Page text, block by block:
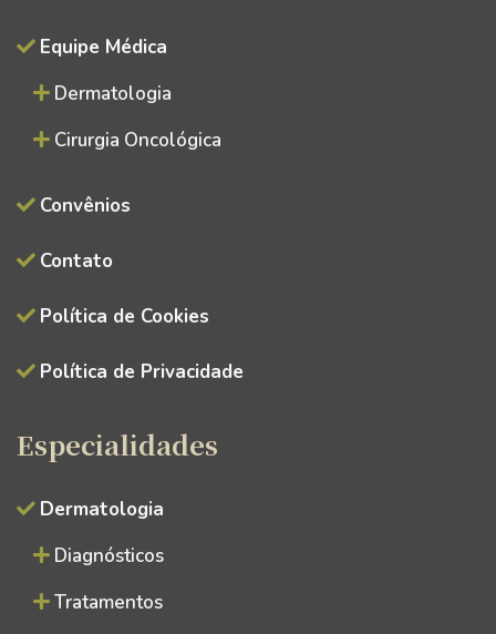
Equipe Médica
Dermatologia
Cirurgia Oncológica
Convênios
Contato
Política de Cookies
Política de Privacidade
Especialidades
Dermatologia
Diagnósticos
Tratamentos